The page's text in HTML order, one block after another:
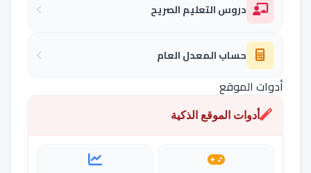
دروس التعليم الصريح
حساب المعدل العام
أدوات الموقع
أدوات الموقع الذكية